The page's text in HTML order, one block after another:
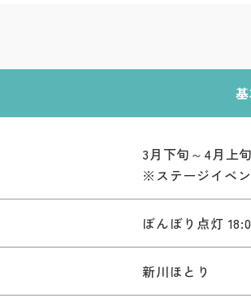
3月下旬～4月上
※ステージイベ
ぼんぼり点灯
新川ほとり